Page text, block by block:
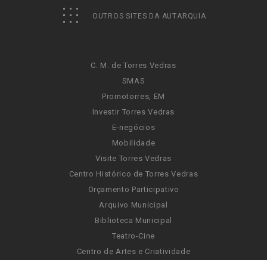
OUTROS SITES DA AUTARQUIA
C. M. de Torres Vedras
SMAS
Promotorres, EM
Investir Torres Vedras
E-negócios
Mobilidade
Visite Torres Vedras
Centro Histórico de Torres Vedras
Orçamento Participativo
Arquivo Municipal
Biblioteca Municipal
Teatro-Cine
Centro de Artes e Criatividade